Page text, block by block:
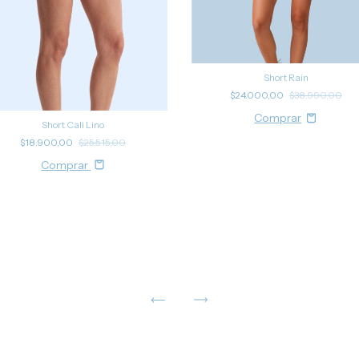
Short Cali Lino
$18.900,00 $25.515,00
Comprar
Short Rain
$24.000,00 $38.990,00